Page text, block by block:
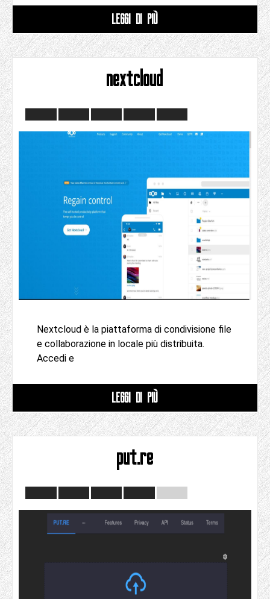
LEGGI DI PIÙ
nextcloud
Nextcloud è la piattaforma di condivisione file
e collaborazione in locale più distribuita.
Accedi e
LEGGI DI PIÙ
put.re